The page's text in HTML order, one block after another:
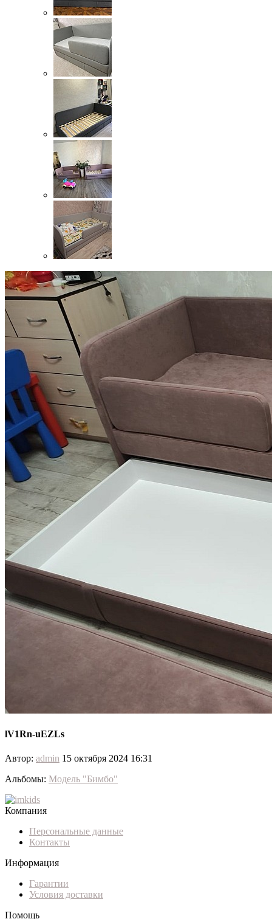
lV1Rn-uEZLs
Автор: admin 15 октября 2024 16:31
Альбомы: Модель "Бимбо"
Компания
Персональные данные
Контакты
Информация
Гарантии
Условия доставки
Помощь